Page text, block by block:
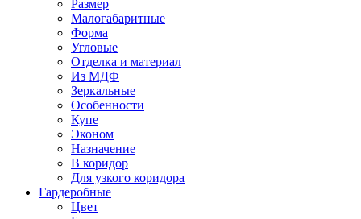
Размер
Малогабаритные
Форма
Угловые
Отделка и материал
Из МДФ
Зеркальные
Особенности
Купе
Эконом
Назначение
В коридор
Для узкого коридора
Гардеробные
Цвет